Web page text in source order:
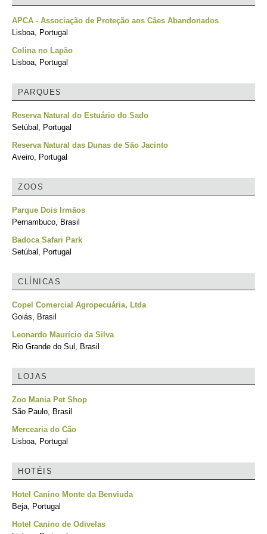
APCA - Associação de Proteção aos Cães Abandonados
Lisboa, Portugal
Colina no Lapão
Lisboa, Portugal
PARQUES
Reserva Natural do Estuário do Sado
Setúbal, Portugal
Reserva Natural das Dunas de São Jacinto
Aveiro, Portugal
ZOOS
Parque Dois Irmãos
Pernambuco, Brasil
Badoca Safari Park
Setúbal, Portugal
CLÍNICAS
Copel Comercial Agropecuária, Ltda
Goiás, Brasil
Leonardo Maurício da Silva
Rio Grande do Sul, Brasil
LOJAS
Zoo Mania Pet Shop
São Paulo, Brasil
Mercearia do Cão
Lisboa, Portugal
HOTÉIS
Hotel Canino Monte da Benviuda
Beja, Portugal
Hotel Canino de Odivelas